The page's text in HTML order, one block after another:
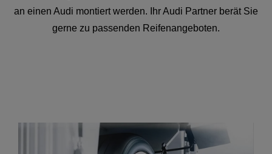
an einen Audi montiert werden. Ihr Audi Partner berät Sie
gerne zu passenden Reifenangeboten.